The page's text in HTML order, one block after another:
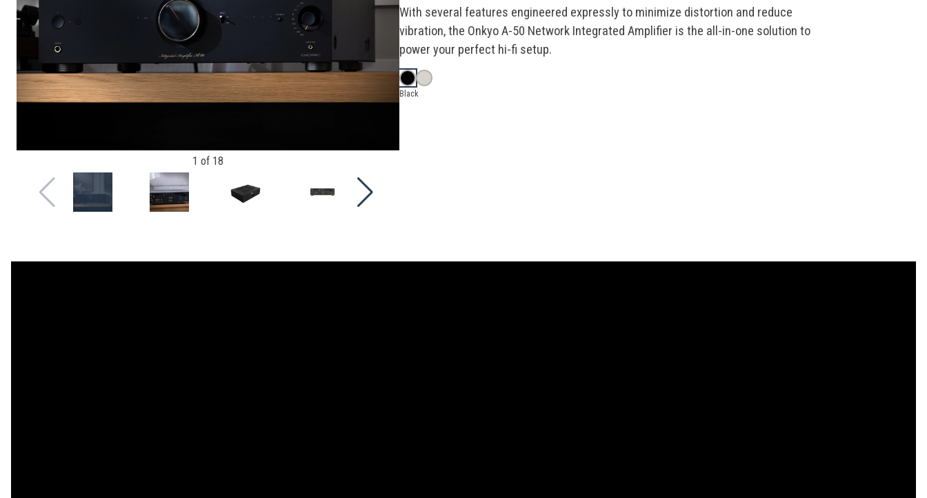
1 of 18
of
5
stars,
rating
Read
a
Review.
With several features engineered expressly to minimize distortion and reduce
vibration, the Onkyo A-50 Network Integrated Amplifier is the all-in-one solution to
power your perfect hi-fi setup.
Black